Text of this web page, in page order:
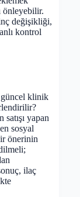
önleyebilir.
değişikliği,
kontrol
güncel klinik
yapan
sosyal
önerinin
ilaç